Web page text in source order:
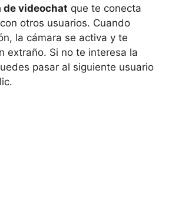
de videochat que te conecta
otros usuarios. Cuando
la cámara se activa y te
extraño. Si no te interesa la
pasar al siguiente usuario